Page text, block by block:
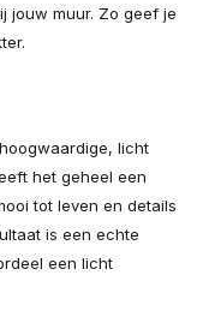
jouw muur. Zo geef je
licht
het geheel een
tot leven en details
is een echte
een licht